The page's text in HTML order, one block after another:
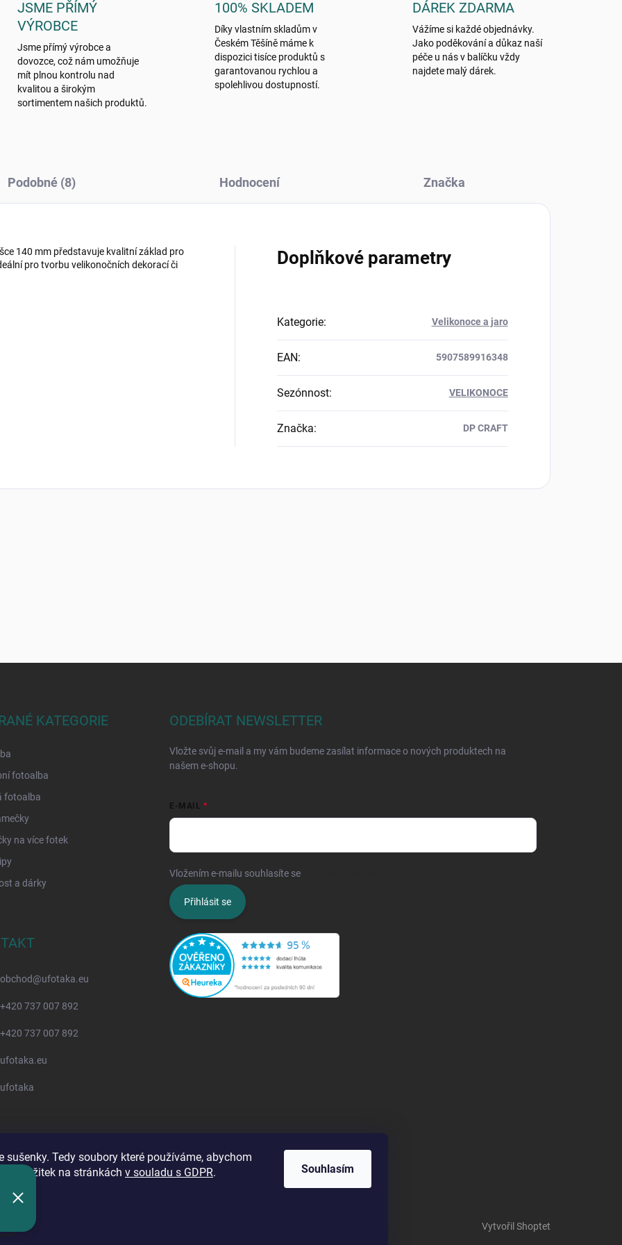
sušenky. Tedy soubory které používáme, abychom
váš zážitek na stránkách v souladu s GDPR.
Souhlasím
JSME PŘÍMÝ
VÝROBCE
Jsme přímý výrobce a
dovozce, což nám umožňuje
mít plnou kontrolu nad
kvalitou a širokým
sortimentem našich produktů.
100% SKLADEM
Díky vlastním skladům v
Českém Těšíně máme k
dispozici tisíce produktů s
garantovanou rychlou a
spolehlivou dostupností.
DÁREK ZDARMA
Vážíme si každé objednávky.
Jako poděkování a důkaz naší
péče u nás v balíčku vždy
najdete malý dárek.
Podobné (8) Hodnocení Značka
140 mm představuje kvalitní základ pro
pro tvorbu velikonočních dekorací či
Doplňkové parametry
Kategorie: Velikonoce a jaro
EAN: 5907589916348
Sezónnost: VELIKONOCE
Značka: DP CRAFT
KATEGORIE
fotoalba
fotoalba
na více fotek
a dárky
ODEBÍRAT NEWSLETTER
Vložte svůj e-mail a my vám budeme zasílat informace o nových produktech na
našem e-shopu.
E-MAIL
Vložením e-mailu souhlasíte se
Přihlásit se
obchod@ufotaka.eu
+420 737 007 892
+420 737 007 892
ufotaka.eu
ufotaka
Vytvořil Shoptet